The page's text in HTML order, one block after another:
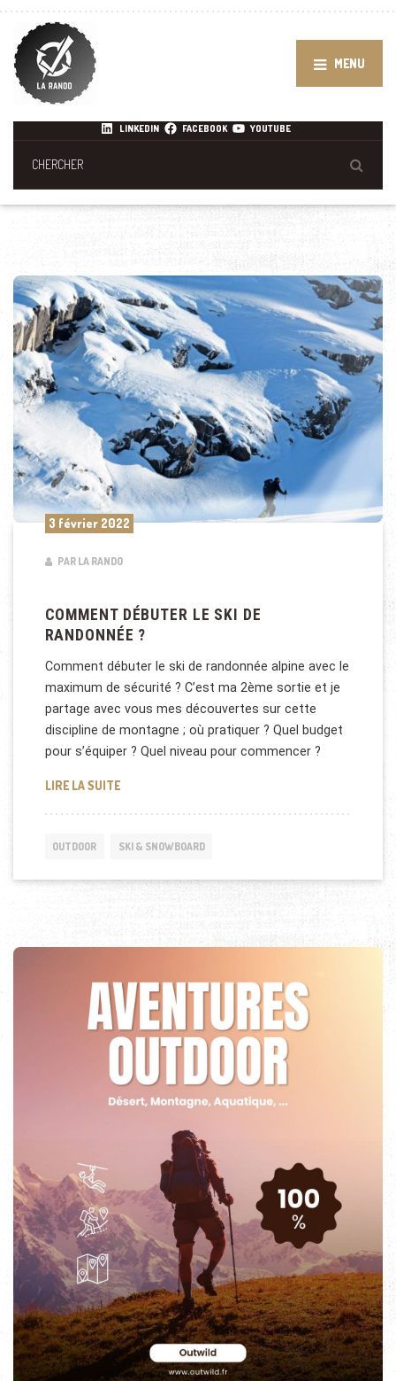
MENU
LINKEDIN FACEBOOK YOUTUBE
3 février 2022
PAR LA RANDO
COMMENT DÉBUTER LE SKI DE
RANDONNÉE ?
Comment débuter le ski de randonnée alpine avec le
maximum de sécurité ? C’est ma 2ème sortie et je
partage avec vous mes découvertes sur cette
discipline de montagne ; où pratiquer ? Quel budget
pour s’équiper ? Quel niveau pour commencer ?
LIRE LA SUITECOMMENT DÉBUTER LE SKI DE RANDONNÉE ?
OUTDOOR SKI & SNOWBOARD